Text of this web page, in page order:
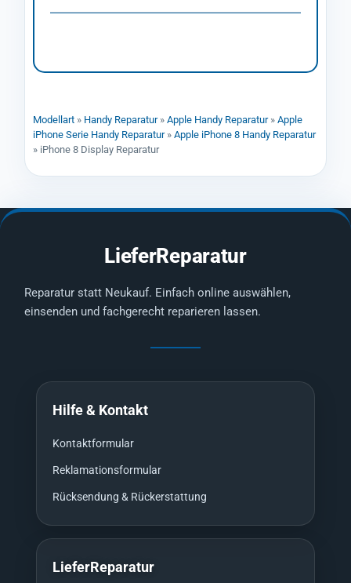
Modellart » Handy Reparatur» Apple Handy Reparatur» Apple
iPhone Serie Handy Reparatur» Apple iPhone 8 Handy Reparatur
» iPhone 8 Display Reparatur
LieferReparatur
Reparatur statt Neukauf. Einfach online auswählen,
einsenden und fachgerecht reparieren lassen.
Hilfe & Kontakt
Kontaktformular
Reklamationsformular
Rücksendung & Rückerstattung
LieferReparatur